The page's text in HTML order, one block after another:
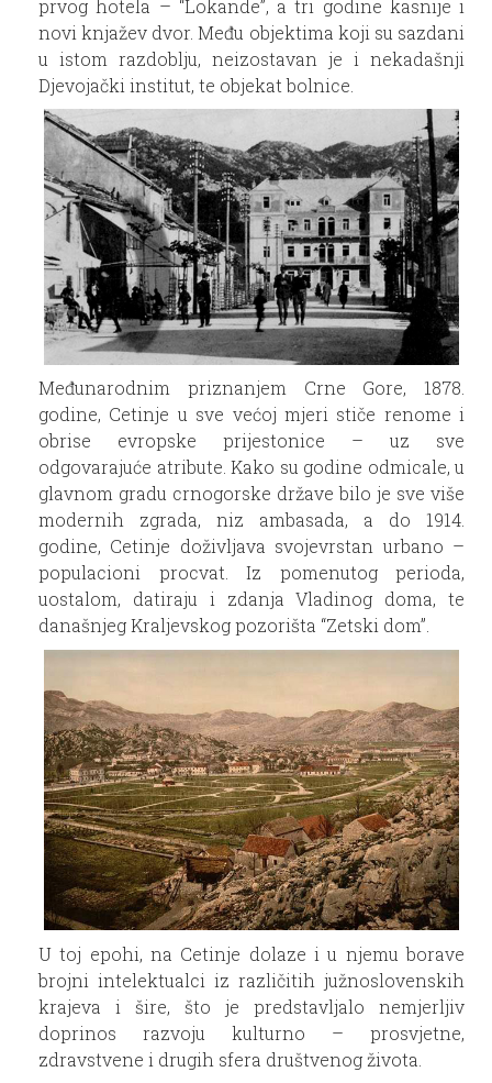
prvog hotela – “Lokande”, a tri godine kasnije i
novi knjažev dvor. Među objektima koji su sazdani
u istom razdoblju, neizostavan je i nekadašnji
Djevojački institut, te objekat bolnice.
Međunarodnim priznanjem Crne Gore, 1878.
godine, Cetinje u sve većoj mjeri stiče renome i
obrise evropske prijestonice – uz sve
odgovarajuće atribute. Kako su godine odmicale, u
glavnom gradu crnogorske države bilo je sve više
modernih zgrada, niz ambasada, a do 1914.
godine, Cetinje doživljava svojevrstan urbano –
populacioni procvat. Iz pomenutog perioda,
uostalom, datiraju i zdanja Vladinog doma, te
današnjeg Kraljevskog pozorišta “Zetski dom”.
U toj epohi, na Cetinje dolaze i u njemu borave
brojni intelektualci iz različitih južnoslovenskih
krajeva i šire, što je predstavljalo nemjerljiv
doprinos razvoju kulturno – prosvjetne,
zdravstvene i drugih sfera društvenog života.